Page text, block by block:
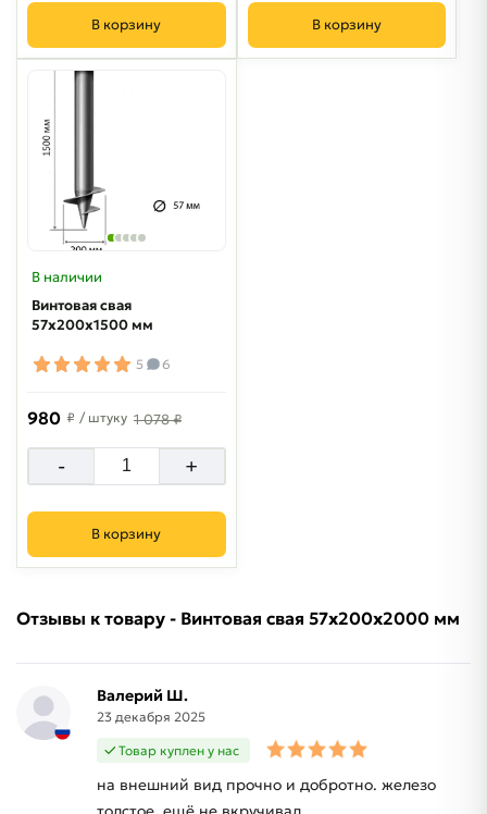
В корзину В корзину
В наличии
Винтовая свая
57х200х1500 мм
5 6
980 ₽ / штуку 1 078 ₽
- +
В корзину
Отзывы к товару - Винтовая свая 57х200х2000 мм
Валерий Ш.
23 декабря 2025
Товар куплен у нас
на внешний вид прочно и добротно. железо